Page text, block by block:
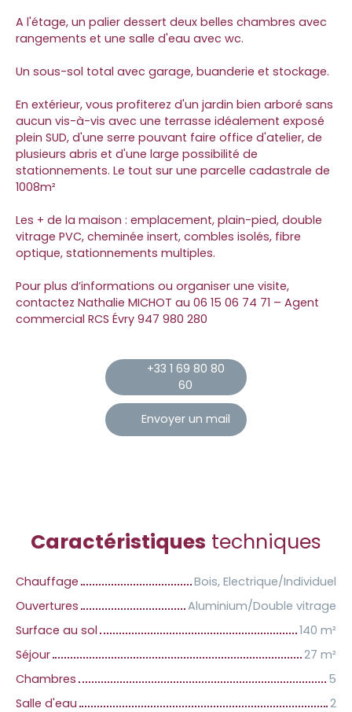
A l'étage, un palier dessert deux belles chambres avec
rangements et une salle d'eau avec wc.
Un sous-sol total avec garage, buanderie et stockage.
En extérieur, vous profiterez d'un jardin bien arboré sans
aucun vis-à-vis avec une terrasse idéalement exposé
plein SUD, d'une serre pouvant faire office d'atelier, de
plusieurs abris et d'une large possibilité de
stationnements. Le tout sur une parcelle cadastrale de
1008m²
Les + de la maison : emplacement, plain-pied, double
vitrage PVC, cheminée insert, combles isolés, fibre
optique, stationnements multiples.
Pour plus d’informations ou organiser une visite,
contactez Nathalie MICHOT au 06 15 06 74 71 – Agent
commercial RCS Évry 947 980 280
+33 1 69 80 80
60
Envoyer un mail
Caractéristiques techniques
Chauffage
Bois, Electrique/Individuel
Ouvertures
Aluminium/Double vitrage
Surface au sol
140 m²
Séjour
27 m²
Chambres
5
Salle d'eau
2